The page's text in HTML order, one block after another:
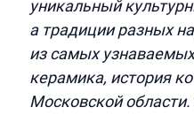
уникальный
а традиции разных
из самых
керамика, история
Московской